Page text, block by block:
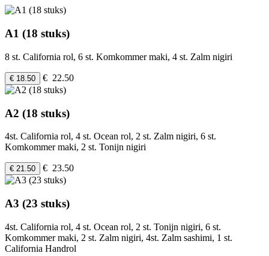
A1 (18 stuks)
8 st. California rol, 6 st. Komkommer maki, 4 st. Zalm nigiri
€ 18.50 € 22.50
A2 (18 stuks)
4st. California rol, 4 st. Ocean rol, 2 st. Zalm nigiri, 6 st.
Komkommer maki, 2 st. Tonijn nigiri
€ 21.50 € 23.50
A3 (23 stuks)
4st. California rol, 4 st. Ocean rol, 2 st. Tonijn nigiri, 6 st.
Komkommer maki, 2 st. Zalm nigiri, 4st. Zalm sashimi, 1 st.
California Handrol